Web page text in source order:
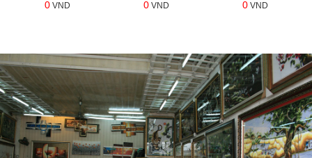
0VND 0VND 0VND